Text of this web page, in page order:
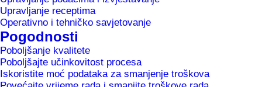
Upravljanje receptima
Operativno i tehničko savjetovanje
Pogodnosti
Poboljšanje kvalitete
Poboljšajte učinkovitost procesa
Iskoristite moć podataka za smanjenje troškova
Home